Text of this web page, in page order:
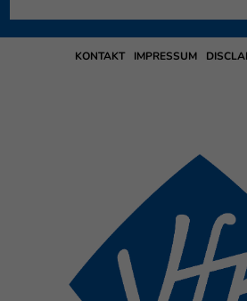
IMPRESSUM
KONTAKT